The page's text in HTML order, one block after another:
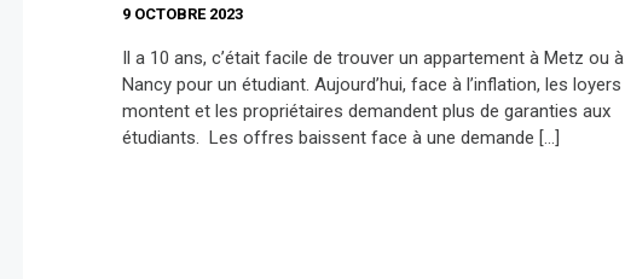
9 OCTOBRE 2023
Il a 10 ans, c’était facile de trouver un appartement à Metz ou à
Nancy pour un étudiant. Aujourd’hui, face à l’inflation, les loyers
montent et les propriétaires demandent plus de garanties aux
étudiants. Les offres baissent face à une demande […]